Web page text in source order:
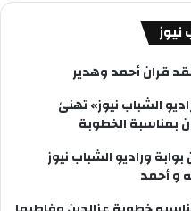
نيوز
قران أحمد وهدير
الشباب نيوز» تهنئ
بمناسبة الخطوبة
وراديو الشباب نيوز
و أحمد